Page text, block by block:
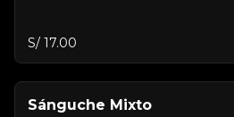
S/ 17.00
Sánguche Mixto